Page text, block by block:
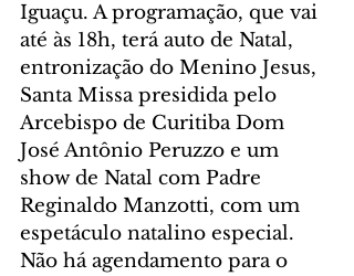
Iguaçu. A programação, que vai
até às 18h, terá auto de Natal,
entronização do Menino Jesus,
Santa Missa presidida pelo
Arcebispo de Curitiba Dom
José Antônio Peruzzo e um
show de Natal com Padre
Reginaldo Manzotti, com um
espetáculo natalino especial.
Não há agendamento para o